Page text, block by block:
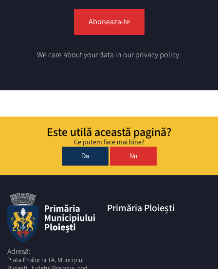
We care about your data in our privacy policy.
Este utilă această pagină?
Ce putem face mai bine?
Da Nu
Adresă:
Piata Eroilor nr.1A, Muncipiul
Primăria Ploiești